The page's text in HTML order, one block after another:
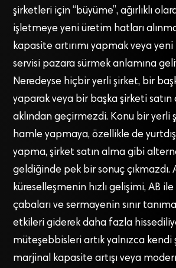
şirketleri için “büyüme”, ağırlıklı
işletmeye yeni üretim hatları
kapasite artırımı yapmak veya
servisi pazara sürmek anlamına
Neredeyse hiçbir yerli şirket, bir
yaparak veya bir başka şirketi
aklından geçirmezdi. Konu bir yerli
hamle yapmaya, özellikle de
yapma, şirket satın alma gibi
geldiğinde pek bir sonuç çıkmazdı.
küreselleşmenin hızlı gelişimi, AB
çabaları ve sermayenin sınır
etkileri giderek daha fazla
müteşebbisleri artık yalnızca
marjinal kapasite artışı veya